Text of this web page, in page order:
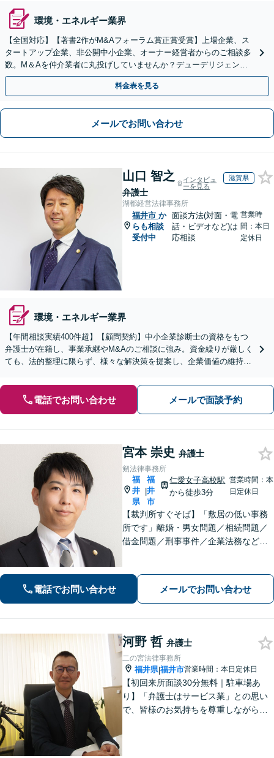
環境・エネルギー業界
【全国対応】【著書2作がM&Aフォーラム賞正賞受賞】上場企業、ス
タートアップ企業、非公開中小企業、オーナー経営者からのご相談多
数。M＆Aを仲介業者に丸投げしていませんか？デューデリジェンス
や契約書作成・交渉はお任せください【初回無料】
料金表を見る
メールでお問い合わせ
山口 智之
弁護士
インタビュ
ーを見る
滋賀県
湖都経営法律事務所
福井市 か
らも相談
受付中
面談方法(対面・電
話・ビデオなど)は
応相談
営業時
間：本日
定休日
環境・エネルギー業界
【年間相談実績400件超】【顧問契約】中小企業診断士の資格をもつ
弁護士が在籍し、事業承継やM&Aのご相談に強み。資金繰りが厳しく
ても、法的整理に限らず、様々な解決策を提案し、企業価値の維持・
電話でお問い合わせ メールで面談予約
宮本 崇史 弁護士
剱法律事務所
福
井
県
|
福
井
市
仁愛女子高校駅
から徒歩3分
営業時間：本
日定休日
【裁判所すぐそば】「敷居の低い事務
所です」離婚・男女問題／相続問題／
借金問題／刑事事件／企業法務など、
るよう尽力いたします【法テラス利用
可】【完全個室】【夜間・休日面談】
電話でお問い合わせ メールでお問い合わせ
河野 哲 弁護士
二の宮法律事務所
福井県|福井市営業時間：本日定休日
【初回来所面談30分無料｜駐車場あ
り】「弁護士はサービス業」との思い
で、皆様のお気持ちを尊重しながら解